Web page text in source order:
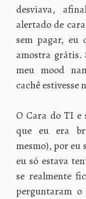
desviava,
alertado de
sem pagar, eu
amostra
meu mood
cachê estivesse
O Cara do TI e
que eu era
mesmo), por eu
eu só estava
se realmente
perguntaram